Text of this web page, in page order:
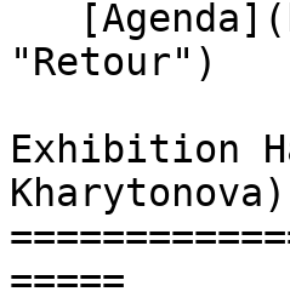
"Retour")
Exhibition
Kharytonova)
=====